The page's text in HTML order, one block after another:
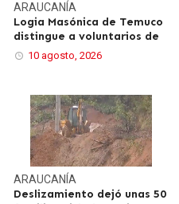
ARAUCANÍA
Logia Masónica de Temuco
distingue a voluntarios de
10 agosto, 2026
ARAUCANÍA
Deslizamiento dejó unas 50